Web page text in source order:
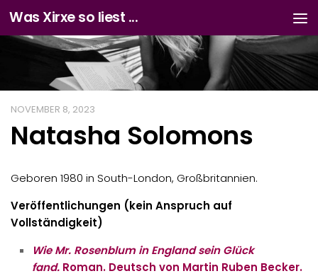
Zum Inhalt springen
Was Xirxe so liest ...
NOVEMBER 8, 2023
Natasha Solomons
Geboren 1980 in South-London, Großbritannien.
Veröffentlichungen (kein Anspruch auf
Vollständigkeit)
Wie Mr. Rosenblum in England sein Glück
fand. Roman. Deutsch von Martin Ruben Becker.